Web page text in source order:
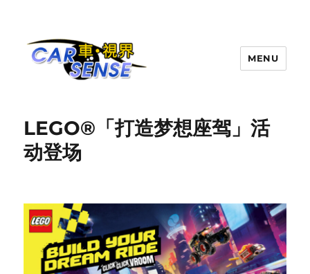
MENU
LEGO®「打造梦想座驾」活
动登场